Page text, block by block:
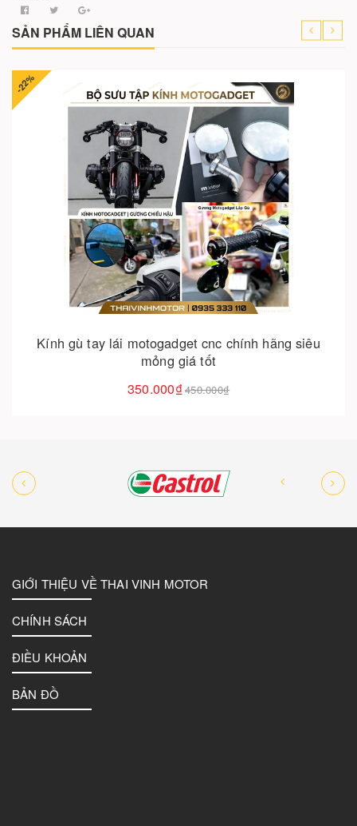
SẢN PHẨM LIÊN QUAN
Kính motogadget tròn (m.view) – đỉnh cao công
nghệ gương chiếu hậu
350.000₫
Cho vào giỏ hàng
GIỚI THIỆU VỀ THAI VINH MOTOR
CHÍNH SÁCH
ĐIỀU KHOẢN
BẢN ĐỒ